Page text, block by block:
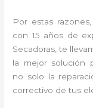
Por estas
con 15 años de
Secadoras, te
la mejor solución
no solo la
correctivo de tus